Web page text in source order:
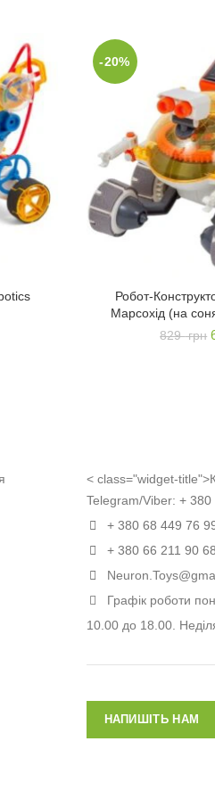
-20%
Робот-
Марсохід (на
829грн
< class="widget-
Telegram/Viber: + 380
+ 380 68 449 76
+ 380 66 211 90 68
Графік роботи
10.00 до 18.00.
НАПИШІТЬ НАМ